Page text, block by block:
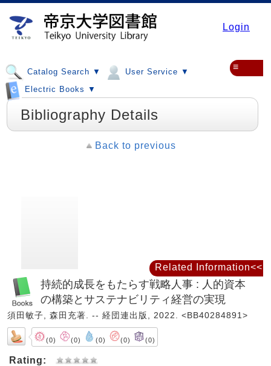
Login
Catalog Search ▼
User Service ▼
Electric Books ▼
≡
Bibliography Details
Back to previous
持続的成長をもたらす戦略人事 : 人的資本
の構築とサステナビリティ経営の実現
須田敏子, 森田充著. -- 経団連出版, 2022. <BB40284891>
(0) (0) (0) (0) (0)
Rating:
Related Information<<